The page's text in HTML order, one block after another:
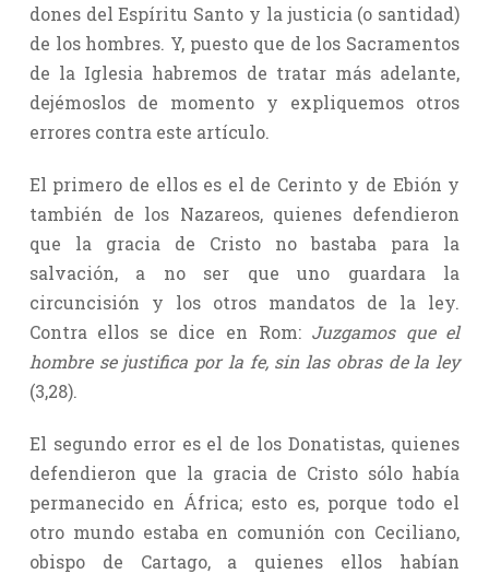
dones del Espíritu Santo y la justicia (o santidad)
de los hombres. Y, puesto que de los Sacramentos
de la Iglesia habremos de tratar más adelante,
dejémoslos de momento y expliquemos otros
errores contra este artículo.
El primero de ellos es el de Cerinto y de Ebión y
también de los Nazareos, quienes defendieron
que la gracia de Cristo no bastaba para la
salvación, a no ser que uno guardara la
circuncisión y los otros mandatos de la ley.
Contra ellos se dice en Rom: Juzgamos que el
hombre se justifica por la fe, sin las obras de la ley
(3,28).
El segundo error es el de los Donatistas, quienes
defendieron que la gracia de Cristo sólo había
permanecido en África; esto es, porque todo el
otro mundo estaba en comunión con Ceciliano,
obispo de Cartago, a quienes ellos habían